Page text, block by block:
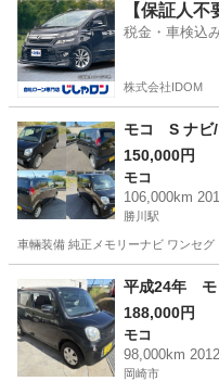
愛知 岡崎市 モコ
【保証人
税金・車検込
株式会社IDOM
モコ
150,000円
モコ
106,000km
勝川駅
車輛装備 純正メモリーナビ ワンセ
愛知 春日井市 勝川駅
平成24年
188,000円
モコ
98,000km
岡崎市